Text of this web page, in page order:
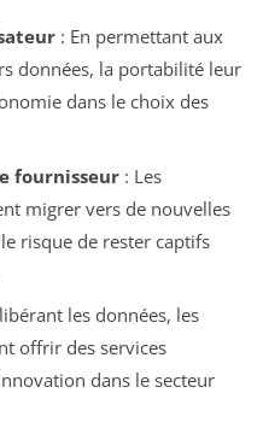
: En permettant aux
données, la portabilité leur
dans le choix des
fournisseur: Les
migrer vers de nouvelles
risque de rester captifs
les données, les
offrir des services
dans le secteur